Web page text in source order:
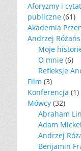
Aforyzmy i
publiczne (61)
Akademia
Andrzej
Moje
O mnie (6)
Refleksje
Film (3)
Konferencja (1)
Mówcy (32)
Abraham
Adam
Andrzej
Benjamin